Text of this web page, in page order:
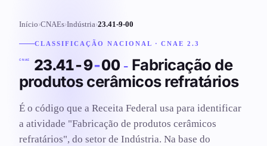
Início›CNAEs›Indústria›23.41-9-00
CLASSIFICAÇÃO NACIONAL · CNAE 2.3
CNAE 23.41-9-00- Fabricação de
produtos cerâmicos refratários
É o código que a Receita Federal usa para identificar
a atividade "Fabricação de produtos cerâmicos
refratários", do setor de Indústria. Na base do